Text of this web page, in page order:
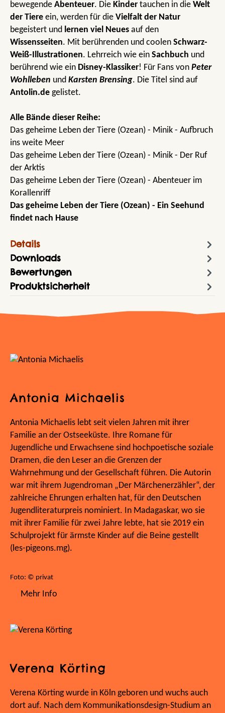
bewegende Abenteuer. Die Kinder tauchen in die Welt
der Tiere ein, werden für die Vielfalt der Natur
begeistert und lernen viel Neues auf den
Wissensseiten. Mit berührenden und coolen Schwarz-
Weiß-Illustrationen. Lehrreich wie ein Sachbuch und
berührend wie ein Disney-Klassiker! Für Fans von Peter
Wohlleben und Karsten Brensing. Die Titel sind auf
Antolin.de gelistet.
Alle Bände dieser Reihe:
Das geheime Leben der Tiere (Ozean) - Minik - Aufbruch
ins weite Meer
Das geheime Leben der Tiere (Ozean) - Minik - Der Ruf
der Arktis
Das geheime Leben der Tiere (Ozean) - Abenteuer im
Korallenriff
Das geheime Leben der Tiere (Ozean) - Ein Seehund
findet nach Hause
Details
Downloads
Bewertungen
Produktsicherheit
Antonia Michaelis
Antonia Michaelis lebt seit vielen Jahren mit ihrer
Familie an der Ostseeküste. Ihre Romane für
Jugendliche und Erwachsene sind hochpoetische soziale
Dramen, die den Leser an die Grenzen der
Wahrnehmung und der Gesellschaft führen. Die Autorin
war mit ihrem Jugendroman „Der Märchenerzähler“, der
zahlreiche Ehrungen erhalten hat, für den Deutschen
Jugendliteraturpreis nominiert. In Madagaskar, wo sie
mit ihrer Familie für zwei Jahre lebte, hat sie 2019 ein
Schulprojekt für ärmste Kinder auf die Beine gestellt
(les-pigeons.mg).
Foto: © privat
Mehr Info
Verena Körting
Verena Körting wurde in Köln geboren und wuchs auch
dort auf. Nach dem Kommunikationsdesign-Studium an